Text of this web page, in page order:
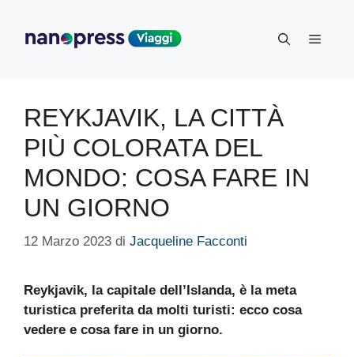
contenuto
Menu
REYKJAVIK, LA CITTÀ
PIÙ COLORATA DEL
MONDO: COSA FARE IN
UN GIORNO
12 Marzo 2023 di Jacqueline Facconti
Reykjavik, la capitale dell’Islanda, è la meta
turistica preferita da molti turisti: ecco cosa
vedere e cosa fare in un giorno.